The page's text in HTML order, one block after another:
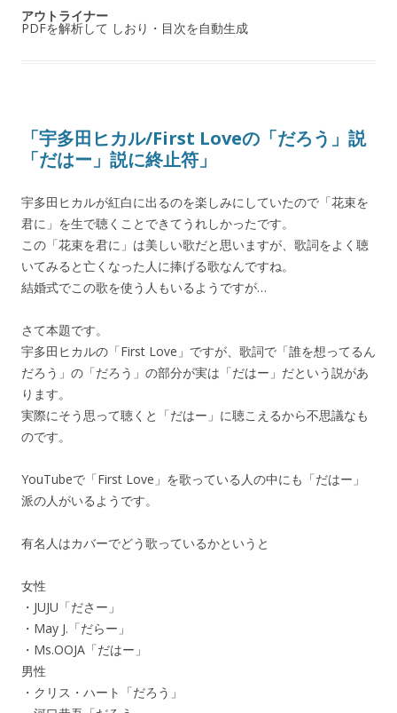
アウトライナー
PDFを解析して しおり・目次を自動生成
「宇多田ヒカル/First Loveの「だろう」説
「だはー」説に終止符」
宇多田ヒカルが紅白に出るのを楽しみにしていたので「花束を
君に」を生で聴くことできてうれしかったです。
この「花束を君に」は美しい歌だと思いますが、歌詞をよく聴
いてみると亡くなった人に捧げる歌なんですね。
結婚式でこの歌を使う人もいるようですが…
さて本題です。
宇多田ヒカルの「First Love」ですが、歌詞で「誰を想ってるん
だろう」の「だろう」の部分が実は「だはー」だという説があ
ります。
実際にそう思って聴くと「だはー」に聴こえるから不思議なも
のです。
YouTubeで「First Love」を歌っている人の中にも「だはー」
派の人がいるようです。
有名人はカバーでどう歌っているかというと
女性
・JUJU「ださー」
・May J.「だらー」
・Ms.OOJA「だはー」
男性
・クリス・ハート「だろう」